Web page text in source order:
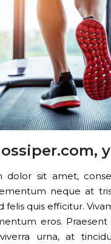
dolor sit amet,
neque at
felis quis efficitur.
eros.
urna, at